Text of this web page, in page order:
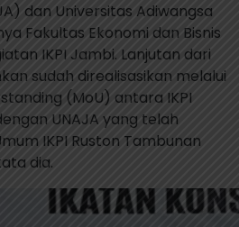
dan Universitas Adiwangsa
Fakultas Ekonomi dan Bisnis
IKPI Jambi. Lanjutan dari
sudah direalisasikan melalui
(MoU) antara IKPI
UNAJA yang telah
IKPI Ruston Tambunan
dia.